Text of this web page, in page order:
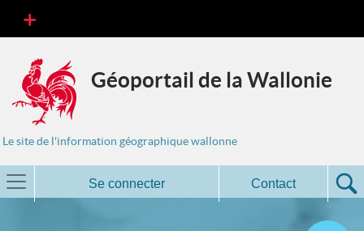
Géoportail de la Wallonie
Le site de l'information géographique wallonne
Se connecter Contact